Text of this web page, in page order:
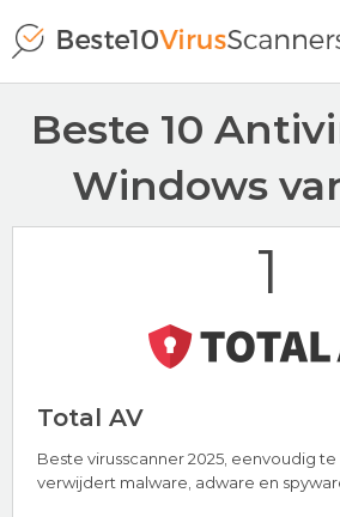
Beste 10
Windows
1
Total AV
Beste virusscanner 2025, eenvoudig te
verwijdert malware, adware en